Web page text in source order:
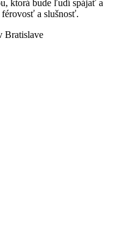
ktorá bude ľudí spájať a
a slušnosť.
Bratislave